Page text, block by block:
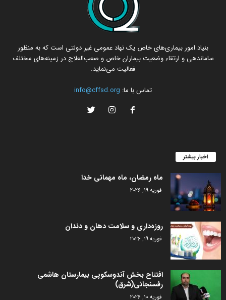
بنیاد امور بیماری‌های خاص یک نهاد عمومی غیر دولتی است که به منظور
ساماندهی و ارتقاء وضعیت بیماران خاص و صعب‌العلاج در زمینه‌های مختلف
فعالیت می‌نماید.
تماس با ما: info@cffsd.org
اخبار بیشتر
ماه رمضان، ماه مهمانی خدا
فوریه 19, 2026
روزه‌داری و سلامت دهان و دندان
فوریه 19, 2026
افتتاح بخش آندوسکوپی بیمارستان هاشمی
رفسنجانی(شرق)
فوریه 10, 2026